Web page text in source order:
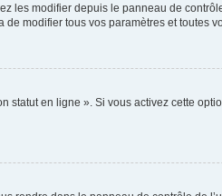
les modifier depuis le panneau de
modifier tous vos paramètres et toutes
statut en ligne ». Si vous activez cette